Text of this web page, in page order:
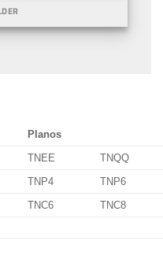
Planos
TNEE
TNQQ
TNP4
TNP6
TNC6 TNC8